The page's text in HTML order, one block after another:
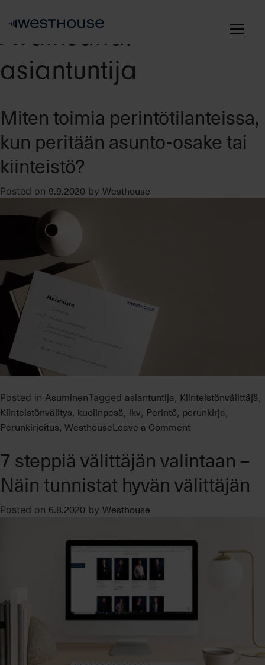
Avainsana:
asiantuntija
Miten toimia perintötilanteissa,
kun peritään asunto-osake tai
kiinteistö?
Posted on 9.9.2020 by Westhouse
Posted in AsuminenTagged asiantuntija, Kiinteistönvälittäjä,
Kiinteistönvälitys, kuolinpesä, lkv, Perintö, perunkirja,
Perunkirjoitus, WesthouseLeave a Commenton
toimia
kun
peritään
tai
kiinteistö?
7 steppiä välittäjän valintaan –
Näin tunnistat hyvän välittäjän
Posted on 6.8.2020 by Westhouse